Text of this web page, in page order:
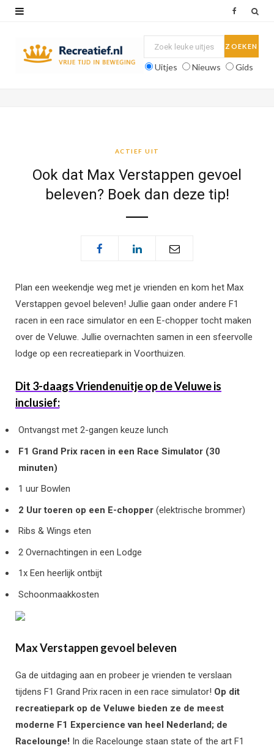
Uitjes Nieuws Gids
ACTIEF UIT
Ook dat Max Verstappen gevoel
beleven? Boek dan deze tip!
Plan een weekendje weg met je vrienden en kom het Max
Verstappen gevoel beleven! Jullie gaan onder andere F1
racen in een race simulator en een E-chopper tocht maken
over de Veluwe. Jullie overnachten samen in een sfeervolle
lodge op een recreatiepark in Voorthuizen.
Dit 3-daags Vriendenuitje op de Veluwe is
inclusief:
Ontvangst met 2-gangen keuze lunch
F1 Grand Prix racen in een Race Simulator (30
minuten)
1 uur Bowlen
2 Uurtoeren op een E-chopper (elektrische brommer)
Ribs & Wings eten
2 Overnachtingen in een Lodge
1x Een heerlijk ontbijt
Schoonmaakkosten
Max Verstappen gevoel beleven
Ga de uitdaging aan en probeer je vrienden te verslaan
tijdens F1 Grand Prix racen in een race simulator! Op dit
recreatiepark op de Veluwe bieden ze de meest
moderne F1 Expercience van heel Nederland; de
Racelounge! In die Racelounge staan state of the art F1